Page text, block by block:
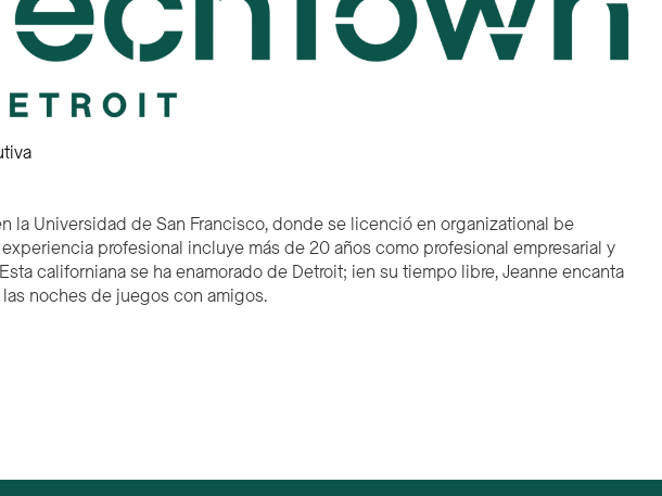
la Universidad de San Francisco, donde se licenció enorganizational be
profesional incluye más de20 años como profesional empresarial y
californiana se ha enamorado de Detroit; ien su tiempo libre,Jeanne encanta
las noches de juegos con amigos.